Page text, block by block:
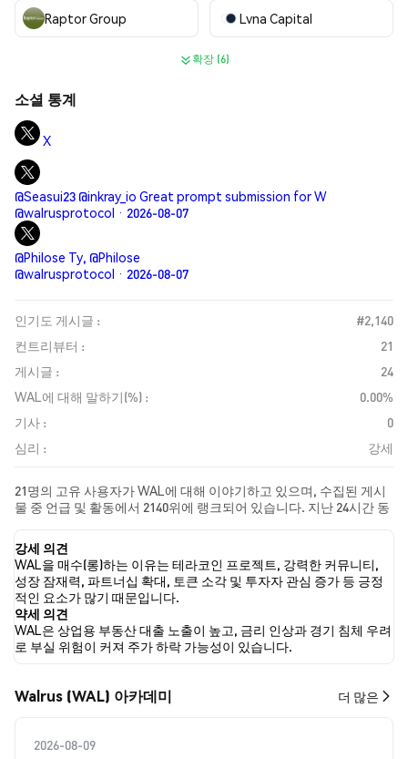
Raptor Group Lvna Capital
확장 (6)
소셜 통계
X
@Seasui23 @inkray_io Great prompt submission for W
@walrusprotocol · 2026-08-07
@Philose Ty, @Philose
@walrusprotocol · 2026-08-07
인기도 게시글 :
#2,140
컨트리뷰터 :
21
게시글 :
24
WAL에 대해 말하기(%) :
0.00%
기사 :
0
심리 :
강세
21명의 고유 사용자가 WAL에 대해 이야기하고 있으며, 수집된 게시
물 중 언급 및 활동에서 2140위에 랭크되어 있습니다. 지난 24시간 동
으로, WAL에 대한 뉴스 기사 0건이 게시되었습니다. 트위터에서는
16.67%의 트윗이 강세 감정을, 8.33%의 트윗이 약세 감정을 보였습
니다. 75.00%의 트윗은 WAL에 대해 중립적인 감정을 나타냈습니다.
이 감정 분석은 24개의 트윗을 기반으로 합니다.
강세 의견
WAL을 매수(롱)하는 이유는 테라코인 프로젝트, 강력한 커뮤니티,
성장 잠재력, 파트너십 확대, 토큰 소각 및 투자자 관심 증가 등 긍정
적인 요소가 많기 때문입니다.
약세 의견
WAL은 상업용 부동산 대출 노출이 높고, 금리 인상과 경기 침체 우려
로 부실 위험이 커져 주가 하락 가능성이 있습니다.
Walrus (WAL) 아카데미 더 많은
2026-08-09